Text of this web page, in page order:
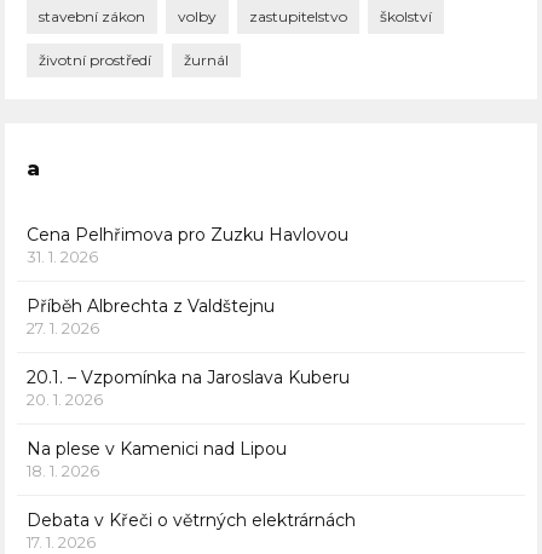
stavební zákon volby zastupitelstvo školství
životní prostředí žurnál
a
Cena Pelhřimova pro Zuzku Havlovou
31. 1. 2026
Příběh Albrechta z Valdštejnu
27. 1. 2026
20.1. – Vzpomínka na Jaroslava Kuberu
20. 1. 2026
Na plese v Kamenici nad Lipou
18. 1. 2026
Debata v Křeči o větrných elektrárnách
17. 1. 2026